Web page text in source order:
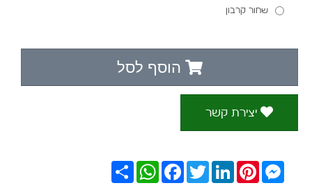
שחור קרבון
הוסף לסל
יצירת קשר
שתף
WhatsAppFacebook TwitterLinkedInPinterest
Messenger